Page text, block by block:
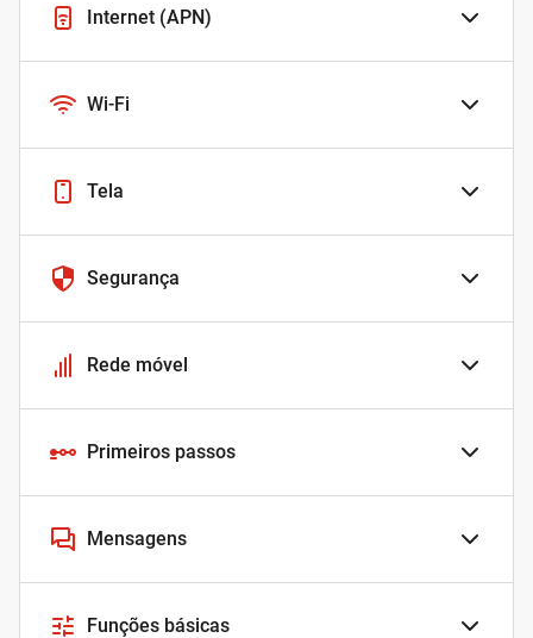
Internet (APN)
Wi-Fi
Tela
Segurança
Rede móvel
Primeiros passos
Mensagens
Funções básicas